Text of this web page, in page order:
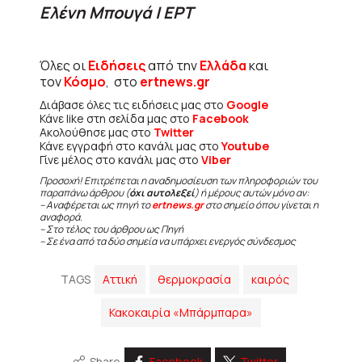
Ελένη Μπουγά | ΕΡΤ
Όλες οιΕιδήσειςαπό τηνΕλλάδακαι
τονΚόσμο, στο ertnews.gr
Διάβασε όλες τις ειδήσεις μας στο Google
Κάνε like στη σελίδα μας στο Facebook
Ακολούθησε μας στο Twitter
Κάνε εγγραφή στο κανάλι μας στοYoutube
Γίνε μέλος στο κανάλι μας στο Viber
Προσοχή! Επιτρέπεται η αναδημοσίευση των πληροφοριών του
παραπάνω άρθρου (όχι αυτολεξεί) ή μέρους αυτών μόνο αν:
– Αναφέρεται ως πηγή τοertnews.grστο σημείο όπου γίνεται η
αναφορά.
– Στο τέλος του άρθρου ως Πηγή
– Σε ένα από τα δύο σημεία να υπάρχει ενεργός σύνδεσμος
TAGS Αττική θερμοκρασία καιρός
Κακοκαιρία «Μπάρμπαρα»